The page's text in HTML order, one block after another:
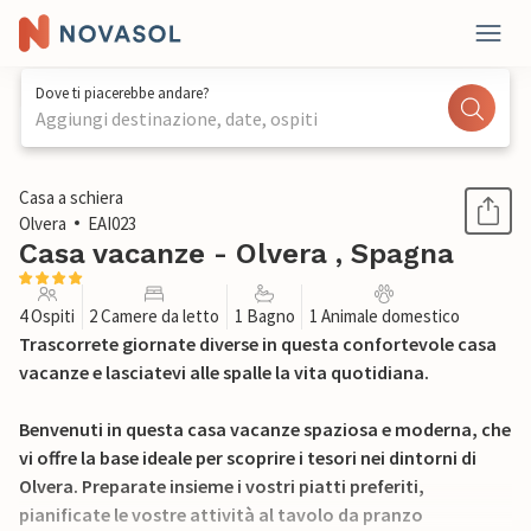
Dove ti piacerebbe andare?
Aggiungi destinazione, date, ospiti
1 / 17
Casa a schiera
Olvera
EAI023
Casa vacanze - Olvera , Spagna
4 Ospiti 2 Camere da letto 1 Bagno 1 Animale domestico
Trascorrete giornate diverse in questa confortevole casa
vacanze e lasciatevi alle spalle la vita quotidiana.
Benvenuti in questa casa vacanze spaziosa e moderna, che
vi offre la base ideale per scoprire i tesori nei dintorni di
Olvera. Preparate insieme i vostri piatti preferiti,
pianificate le vostre attività al tavolo da pranzo